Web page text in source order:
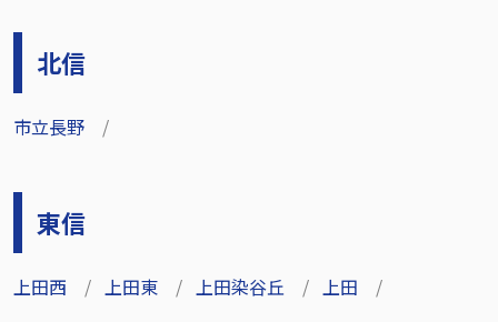
北信
市立長野
東信
上田西 上田東 上田染谷丘 上田